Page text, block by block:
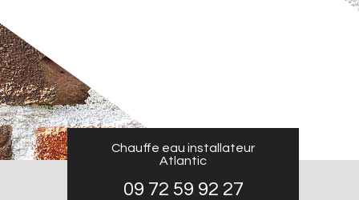
Chauffe eau installateur
Atlantic
09 72 59 92 27